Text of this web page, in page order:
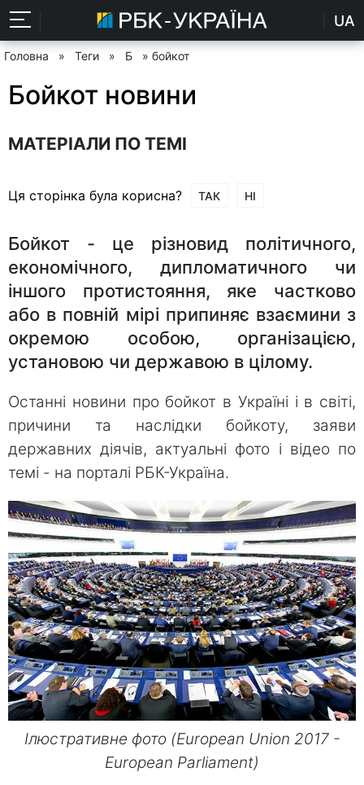
UA
Головна » Теги » Б » бойкот
Бойкот новини
МАТЕРІАЛИ ПО ТЕМІ
Ця сторінка була корисна? ТАК НІ
Бойкот - це різновид політичного,
економічного, дипломатичного чи
іншого протистояння, яке частково
або в повній мірі припиняє взаємини з
окремою особою, організацією,
установою чи державою в цілому.
Останні новини про бойкот в Україні і в світі,
причини та наслідки бойкоту, заяви
державних діячів, актуальні фото і відео по
темі - на порталі РБК-Україна.
Ілюстративне фото (European Union 2017 -
European Parliament)